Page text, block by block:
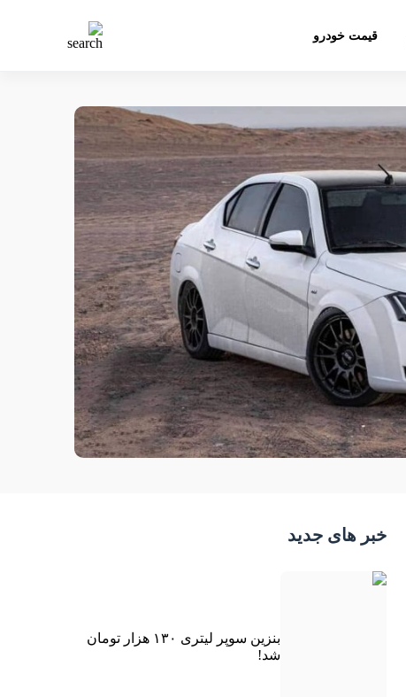
قیمت خودرو
خبر های جدید
بنزین سوپر لیتری ۱۳۰ هزار تومان
شد!